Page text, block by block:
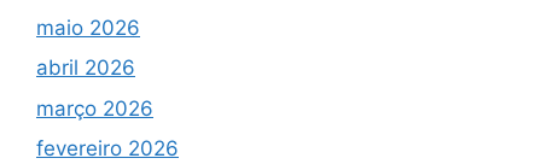
maio 2026
abril 2026
março 2026
fevereiro 2026